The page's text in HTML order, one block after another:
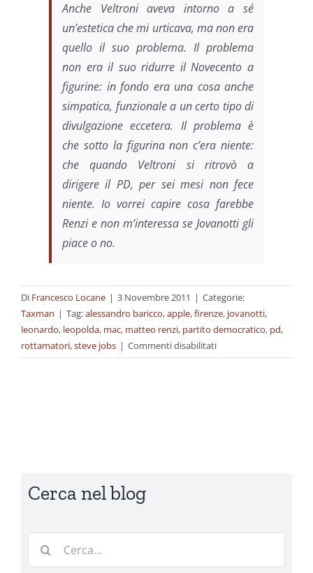
Anche Veltroni aveva intorno a sé
un’estetica che mi urticava, ma non era
quello il suo problema. Il problema
non era il suo ridurre il Novecento a
figurine: in fondo era una cosa anche
simpatica, funzionale a un certo tipo di
divulgazione eccetera. Il problema è
che sotto la figurina non c’era niente:
che quando Veltroni si ritrovò a
dirigere il PD, per sei mesi non fece
niente. Io vorrei capire cosa farebbe
Renzi e non m’interessa se Jovanotti gli
piace o no.
Di Francesco Locane | 3 Novembre 2011 | Categorie:
Taxman | Tag:alessandro baricco,apple,firenze, jovanotti,
leonardo, leopolda, mac, matteo renzi, partito democratico, pd,
rottamatori,steve jobs | Commenti disabilitatisu
Le
Cerca nel blog
Cerca